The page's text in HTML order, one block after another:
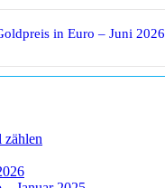
in Euro – Juni 2026
zählen